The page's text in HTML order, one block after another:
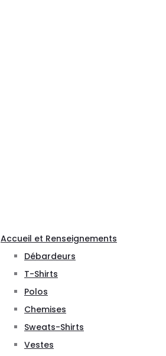
Accueil et Renseignements
Débardeurs
T-Shirts
Polos
Chemises
Sweats-Shirts
Vestes